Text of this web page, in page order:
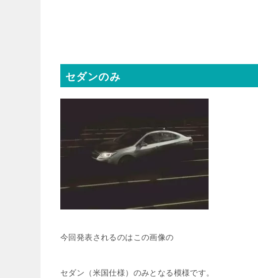
セダンのみ
今回発表されるのはこの画像の
セダン（米国仕様）のみとなる模様です。